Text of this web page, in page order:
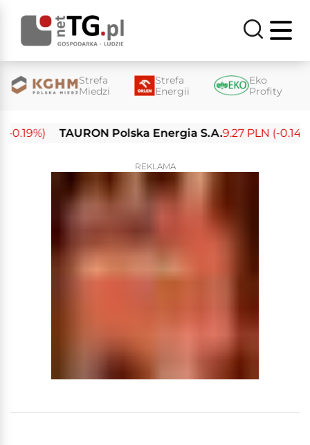
Strefa
Miedzi
Strefa
Energii
Eko
Profity
TAURON Polska Energia S.A.9.27 PLN (-0.14%)
REKLAMA